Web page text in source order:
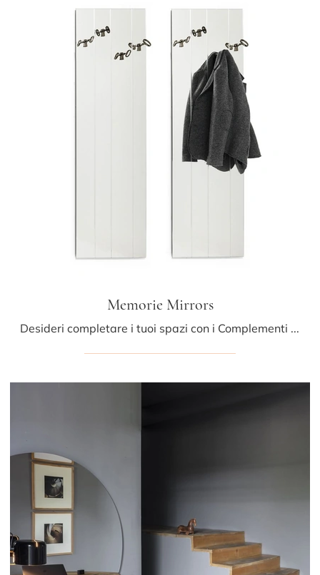
Memorie Mirrors
Desideri completare i tuoi spazi con i Complementi Mogg? Ti presentiamo differenti modelli di specchi in metallo come Memorie Mirrors.